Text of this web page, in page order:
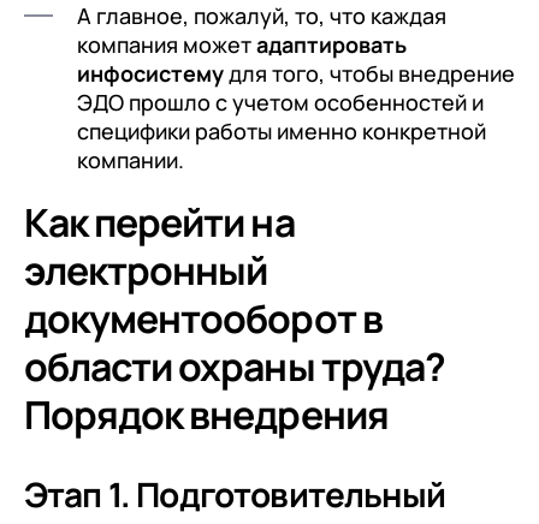
А главное, пожалуй, то, что каждая
компания можетадаптировать
инфосистемудля того, чтобы внедрение
ЭДО прошло с учетом особенностей и
специфики работы именно конкретной
компании.
Как перейти на
электронный
документооборот в
области охраны труда?
Порядок внедрения
Этап 1. Подготовительный